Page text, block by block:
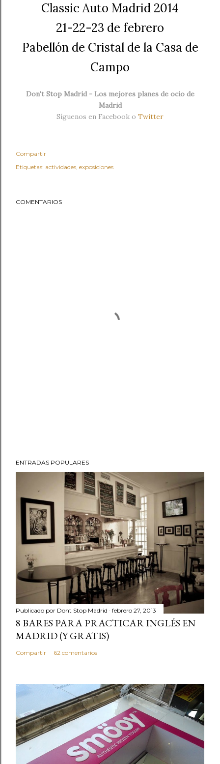
Classic Auto Madrid 2014
21-22-23 de febrero
Pabellón de Cristal de la Casa de
Campo
Don't Stop Madrid - Los mejores planes de ocio de
Madrid
Síguenos en Facebook o Twitter
Compartir
Etiquetas: actividades exposiciones
COMENTARIOS
ENTRADAS POPULARES
Publicado por Dont Stop Madrid febrero 27, 2013
8 BARES PARA PRACTICAR INGLÉS EN
MADRID (Y GRATIS)
Compartir 62 comentarios